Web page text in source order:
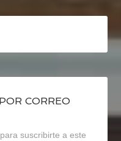
CORREO
suscribirte a este